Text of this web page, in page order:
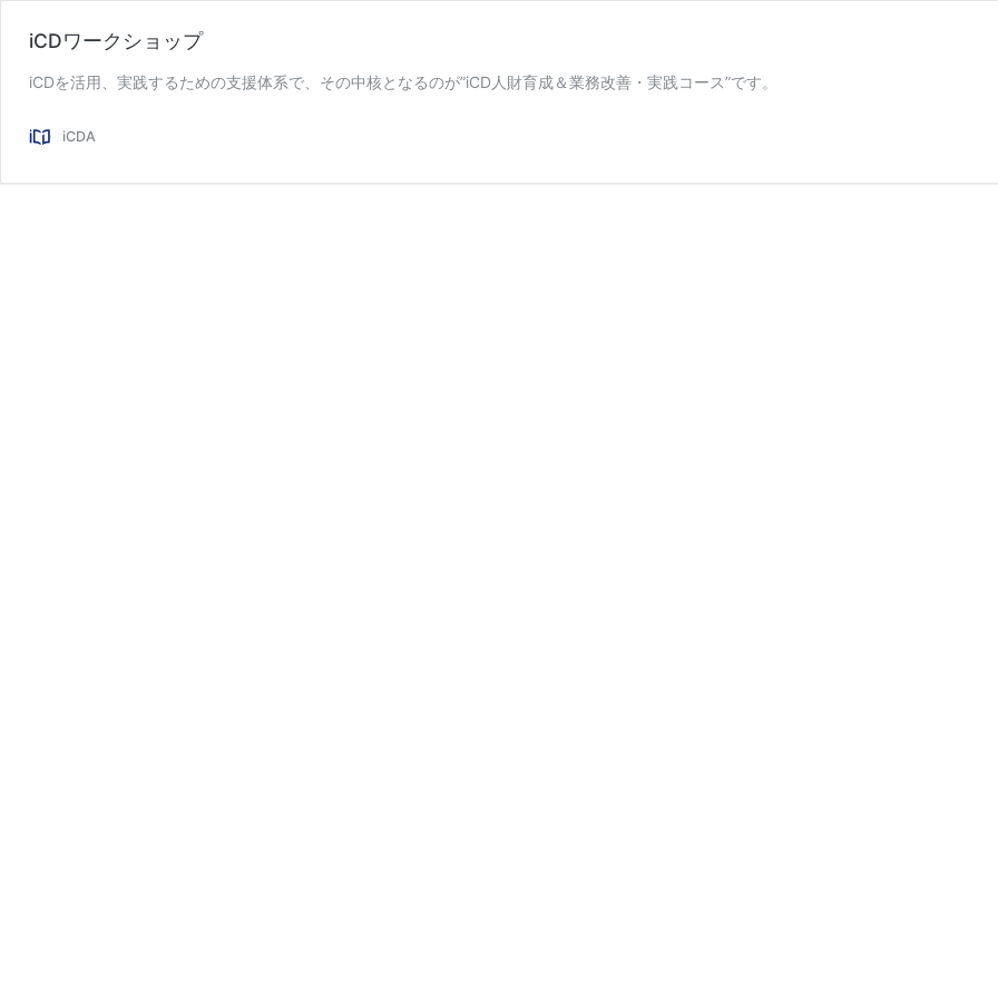
iCDワークショップ
iCDを活用、実践するための支援体系で、その中核となるのが”iCD人財育成＆業務改善
iCDA